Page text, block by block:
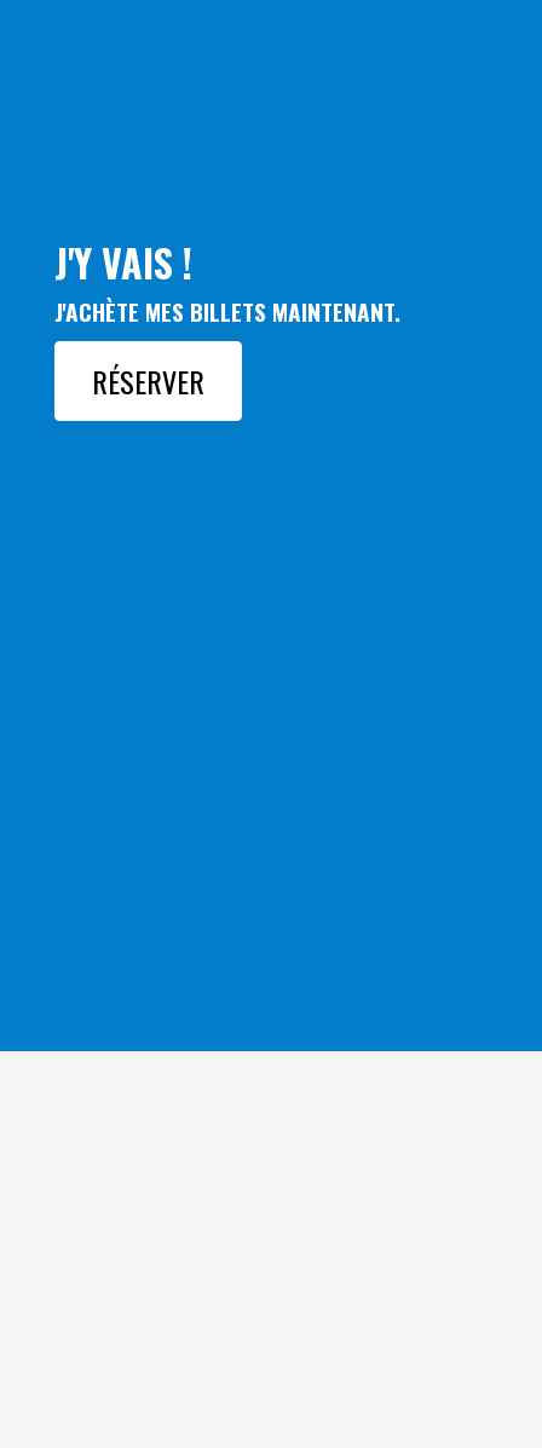
J'Y VAIS !
J'ACHÈTE MES BILLETS MAINTENANT.
RÉSERVER